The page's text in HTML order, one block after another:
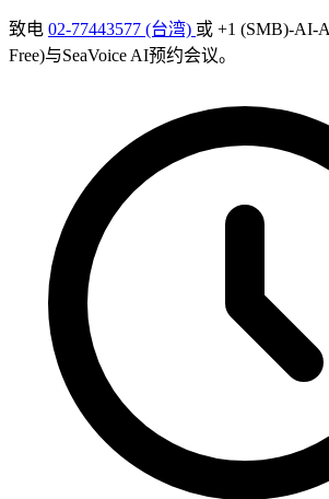
致电 02-77443577 (台湾) 或 +1 (SMB)-AI-
Free)与SeaVoice AI预约会议。